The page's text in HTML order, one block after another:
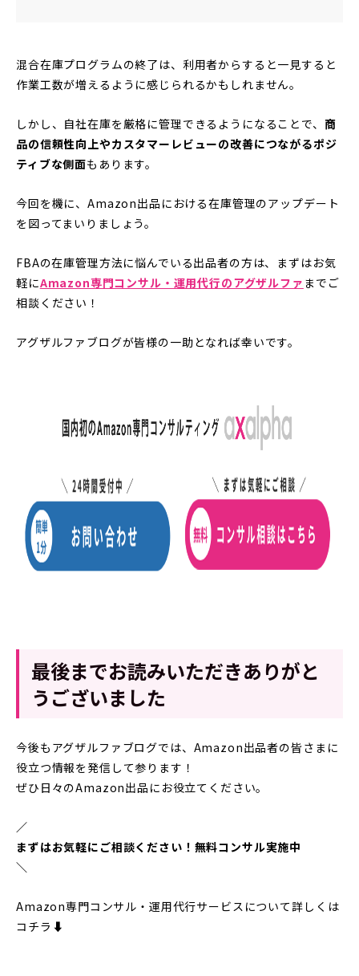
混合在庫プログラムの終了は、利用者からすると一見すると
作業工数が増えるように感じられるかもしれません。
しかし、自社在庫を厳格に管理できるようになることで、 商
品の信頼性向上やカスタマーレビューの改善につながるポジ
ティブな側面もあります。
今回を機に、Amazon出品における在庫管理のアップデート
を図ってまいりましょう。
FBAの在庫管理方法に悩んでいる出品者の方は、 まずはお気
軽にAmazon専門コンサル・運用代行のアグザルファ までご
相談ください！
アグザルファブログが皆様の一助となれば幸いです。
最後までお読みいただきありがと
うございました
今後もアグザルファブログでは、Amazon出品者の皆さまに
役立つ情報を発信して参ります！
ぜひ日々のAmazon出品にお役立てください。
／
まずはお気軽にご相談ください！無料コンサル実施中
＼
Amazon専門コンサル・運用代行サービスについて詳しくは
コチラ⬇︎